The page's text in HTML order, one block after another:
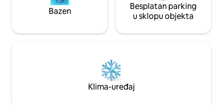
Bazen
Besplatan parking
u sklopu objekta
Klima-uređaj